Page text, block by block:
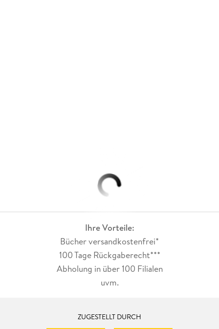
Ihre Vorteile:
Bücher versandkostenfrei*
100 Tage Rückgaberecht***
Abholung in über 100 Filialen
uvm.
ZUGESTELLT DURCH